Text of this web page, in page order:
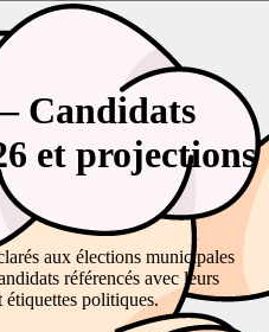
Candidats
et projections
aux élections municipales
référencés avec leurs
étiquettes politiques.